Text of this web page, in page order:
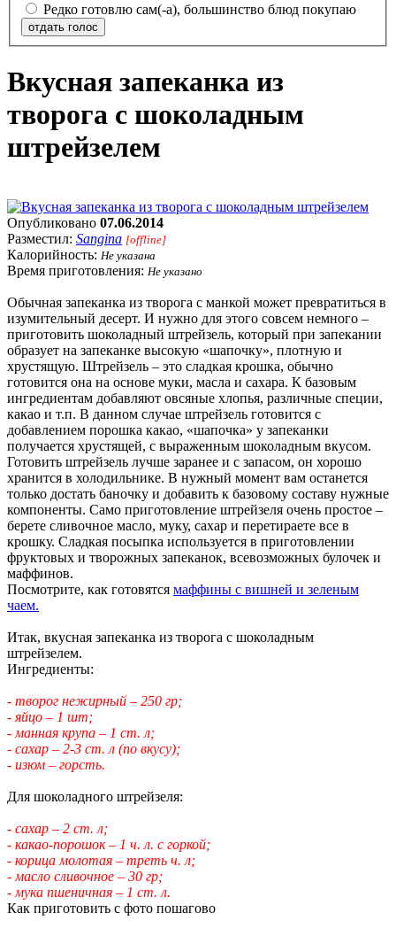
Редко готовлю сам(-а), большинство блюд покупаю
отдать голос
Вкусная запеканка из
творога с шоколадным
штрейзелем
Опубликовано 07.06.2014
Разместил: Sangina [offline]
Калорийность: Не указана
Время приготовления: Не указано
Обычная запеканка из творога с манкой может превратиться в
изумительный десерт. И нужно для этого совсем немного –
приготовить шоколадный штрейзель, который при запекании
образует на запеканке высокую «шапочку», плотную и
хрустящую. Штрейзель – это сладкая крошка, обычно
готовится она на основе муки, масла и сахара. К базовым
ингредиентам добавляют овсяные хлопья, различные специи,
какао и т.п. В данном случае штрейзель готовится с
добавлением порошка какао, «шапочка» у запеканки
получается хрустящей, с выраженным шоколадным вкусом.
Готовить штрейзель лучше заранее и с запасом, он хорошо
хранится в холодильнике. В нужный момент вам останется
только достать баночку и добавить к базовому составу нужные
компоненты. Само приготовление штрейзеля очень простое –
берете сливочное масло, муку, сахар и перетираете все в
крошку. Сладкая посыпка используется в приготовлении
фруктовых и творожных запеканок, всевозможных булочек и
маффинов.
Посмотрите, как готовятся маффины с вишней и зеленым
чаем.
Итак, вкусная запеканка из творога с шоколадным
штрейзелем.
Ингредиенты:
- творог нежирный – 250 гр;
- яйцо – 1 шт;
- манная крупа – 1 ст. л;
- сахар – 2-3 ст. л (по вкусу);
- изюм – горсть.
Для шоколадного штрейзеля:
- сахар – 2 ст. л;
- какао-порошок – 1 ч. л. с горкой;
- корица молотая – треть ч. л;
- масло сливочное – 30 гр;
- мука пшеничная – 1 ст. л.
Как приготовить с фото пошагово